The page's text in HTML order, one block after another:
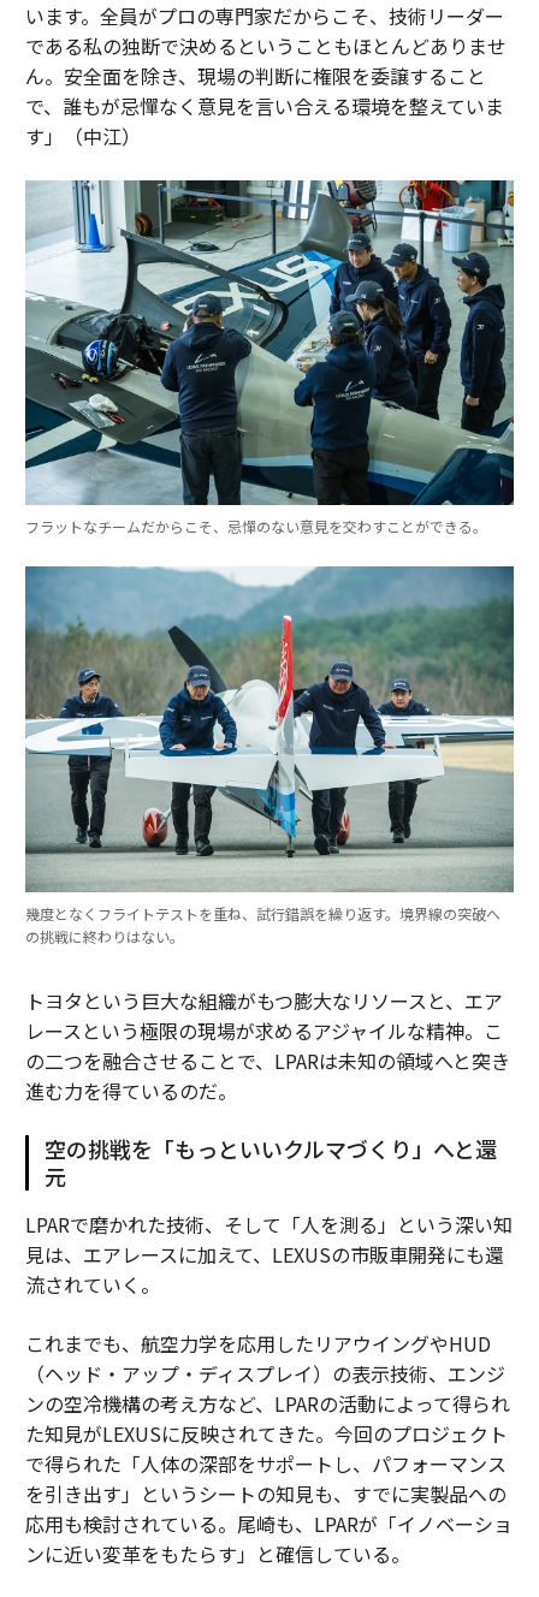
います。全員がプロの専門家だからこそ、技術リーダー
である私の独断で決めるということもほとんどありませ
ん。安全面を除き、現場の判断に権限を委譲すること
で、誰もが忌憚なく意見を言い合える環境を整えていま
す」（中江）
フラットなチームだからこそ、忌憚のない意見を交わすことができる。
幾度となくフライトテストを重ね、試行錯誤を繰り返す。境界線の突破へ
の挑戦に終わりはない。
トヨタという巨大な組織がもつ膨大なリソースと、エア
レースという極限の現場が求めるアジャイルな精神。こ
の二つを融合させることで、LPARは未知の領域へと突き
進む力を得ているのだ。
空の挑戦を「もっといいクルマづくり」へと還
元
LPARで磨かれた技術、そして「人を測る」という深い知
見は、エアレースに加えて、LEXUSの市販車開発にも還
流されていく。
これまでも、航空力学を応用したリアウイングやHUD
（ヘッド・アップ・ディスプレイ）の表示技術、エンジ
ンの空冷機構の考え方など、LPARの活動によって得られ
た知見がLEXUSに反映されてきた。今回のプロジェクト
で得られた「人体の深部をサポートし、パフォーマンス
を引き出す」というシートの知見も、すでに実製品への
応用も検討されている。尾崎も、LPARが「イノベーショ
ンに近い変革をもたらす」と確信している。